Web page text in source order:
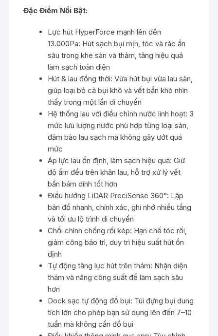
Đặc Điểm Nổi Bật:
Lực hút HyperForce mạnh lên đến
13.000Pa: Hút sạch bụi mịn, tóc và rác ẩn
sâu trong khe sàn và thảm, tăng hiệu quả
làm sạch toàn diện
Hút & lau đồng thời: Vừa hút bụi vừa lau sàn,
giúp loại bỏ cả bụi khô và vết bẩn khó nhìn
thấy trong một lần di chuyển
Hệ thống lau với điều chỉnh nước linh hoạt: 3
mức lưu lượng nước phù hợp từng loại sàn,
đảm bảo lau sạch mà không gây ướt quá
mức
Áp lực lau ổn định, làm sạch hiệu quả: Giữ
độ ẩm đều trên khăn lau, hỗ trợ xử lý vết
bẩn bám dính tốt hơn
Điều hướng LiDAR PreciSense 360°: Lập
bản đồ nhanh, chính xác, ghi nhớ nhiều tầng
và tối ưu lộ trình di chuyển
Chổi chính chống rối kép: Hạn chế tóc rối,
giảm công bảo trì, duy trì hiệu suất hút ổn
định
Tự động tăng lực hút trên thảm: Nhận diện
thảm và nâng công suất để làm sạch sâu
hơn
Dock sạc tự động đổ bụi: Túi đựng bụi dung
tích lớn cho phép bạn sử dụng lên đến 7–10
tuần mà không cần đổ bụi